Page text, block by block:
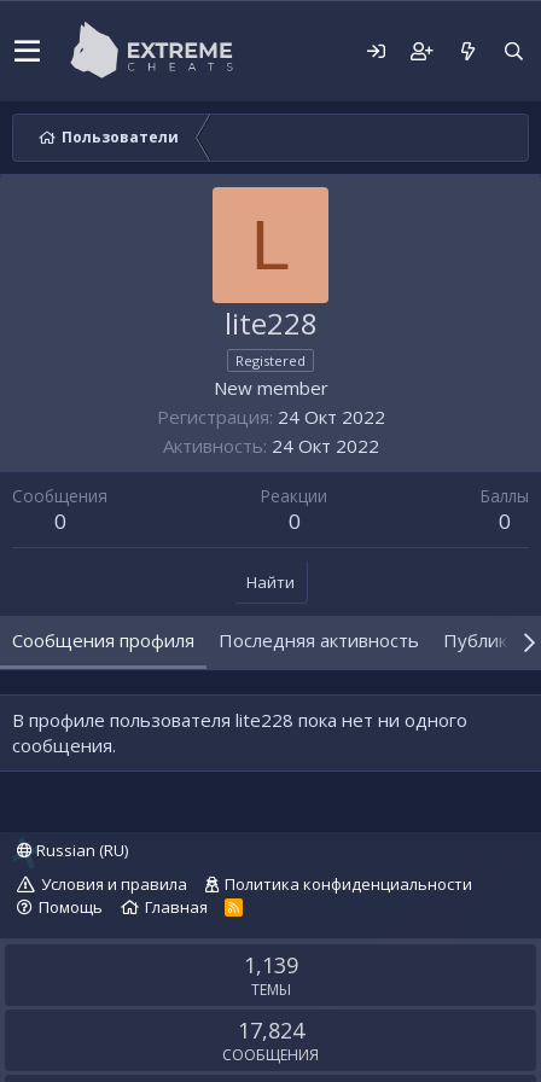
Пользователи
L
lite228
Registered
New member
Регистрация 24 Окт 2022
Активность 24 Окт 2022
Сообщения
0
Реакции
0
Баллы
0
Найти
Сообщения профиля Последняя активность
В профиле пользователя lite228 пока нет ни одного
сообщения.
Russian (RU)
Условия и правила
Политика конфиденциальности
Помощь
Главная
R
S
1,139
ТЕМЫ
17,824
СООБЩЕНИЯ